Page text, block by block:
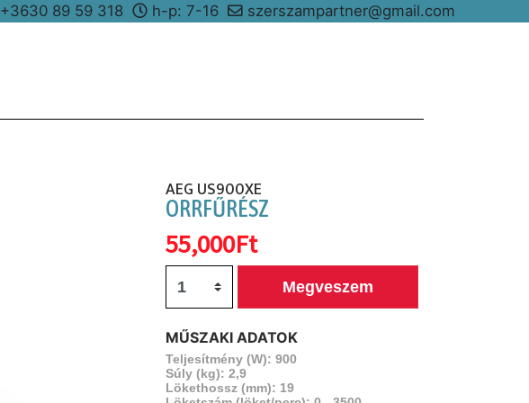
+3630 89 59 318 h-p: 7-16 szerszampartner@gmail.com
AEG US900XE
ORRFŰRÉSZ
55,000Ft
Megveszem
MŰSZAKI ADATOK
Teljesítmény (W): 900
Súly (kg): 2,9
Lökethossz (mm): 19